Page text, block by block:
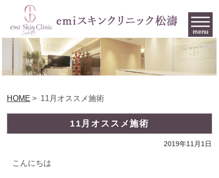
menu
HOME > 11月オススメ施術
11月オススメ施術
2019年11月1日
こんにちは